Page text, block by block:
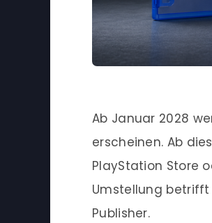
Ab Januar 2028
erscheinen. Ab
PlayStation Store
Umstellung betrifft
Publisher.